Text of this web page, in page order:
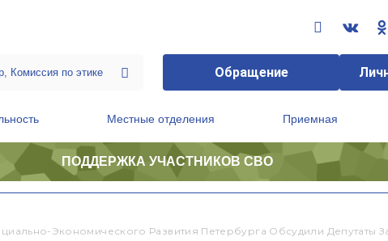
Обращение
Местные отделения Приемная
ПОДДЕРЖКА УЧАСТНИКОВ СВО
Экономического Развития Петербурга Обсудили Депутаты